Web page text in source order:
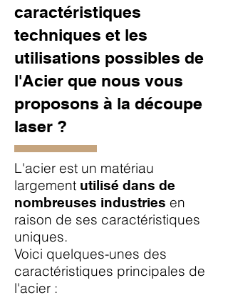
caractéristiques
techniques et les
utilisations possibles de
l'Acier que nous vous
proposons à la découpe
laser ?
L'acier est un matériau
largement utilisé dans de
nombreuses industries en
raison de ses caractéristiques
uniques.
Voici quelques-unes des
caractéristiques principales de
l'acier :